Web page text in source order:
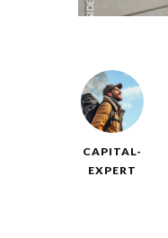
CAPITAL-
EXPERT